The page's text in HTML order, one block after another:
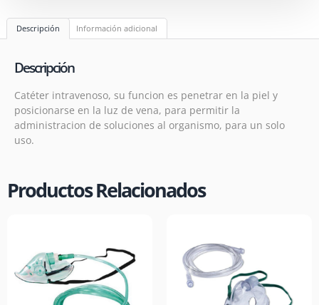
Descripción Información adicional
Descripción
Catéter intravenoso, su funcion es penetrar en la piel y
posicionarse en la luz de vena, para permitir la
administracion de soluciones al organismo, para un solo
uso.
Productos Relacionados